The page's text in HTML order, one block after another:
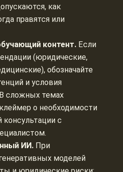
как
правятся или
контент. Если
(юридические,
обозначайте
и условия
сложных темах
о необходимости
консультации с
ИИ. При
моделей